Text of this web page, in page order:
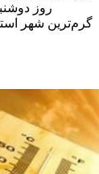
گرم‌ترین شهر